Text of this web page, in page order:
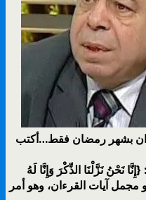
بشهر رمضان فقط…أكتب
نَحْنُ نَزَّلْنَا الذِّكْرَ وَإِنَّا لَهُ
الذّكر هو مجمل آيات القرءان، وهو أمر